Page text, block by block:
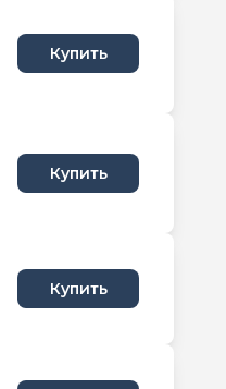
Купить
Купить
Купить